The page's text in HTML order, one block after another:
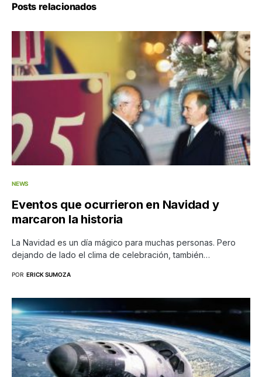
Posts relacionados
NEWS
Eventos que ocurrieron en Navidad y
marcaron la historia
La Navidad es un día mágico para muchas personas. Pero
dejando de lado el clima de celebración, también…
POR ERICK SUMOZA